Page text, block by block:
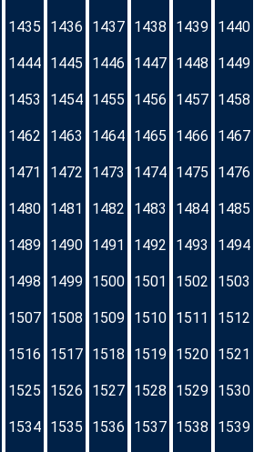
1435 1436 1437 1438 1439 1440
1444 1445 1446 1447 1448 1449
1453 1454 1455 1456 1457 1458
1462 1463 1464 1465 1466 1467
1471 1472 1473 1474 1475 1476
1480 1481 1482 1483 1484 1485
1489 1490 1491 1492 1493 1494
1498 1499 1500 1501 1502 1503
1507 1508 1509 1510 1511 1512
1516 1517 1518 1519 1520 1521
1525 1526 1527 1528 1529 1530
1534 1535 1536 1537 1538 1539